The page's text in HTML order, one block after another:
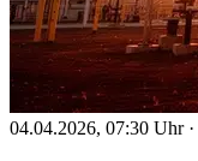
04.04.2026, 07:30 Uhr ·